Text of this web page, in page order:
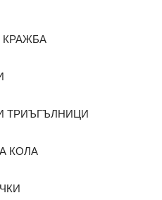
КРАЖБА
ТРИЪГЪЛНИЦИ
КОЛА